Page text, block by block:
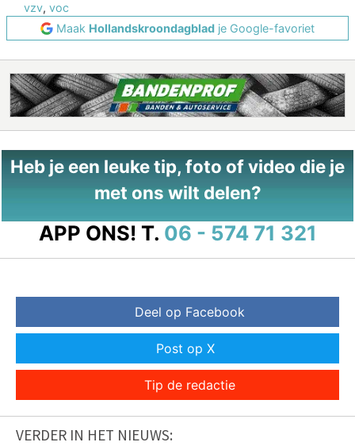
vzv, voc
Maak Hollandskroondagblad je Google-favoriet
Heb je een leuke tip, foto of video die je
met ons wilt delen?
APP ONS! T. 06 - 574 71 321
Deel op Facebook
Post op X
Tip de redactie
VERDER IN HET NIEUWS: